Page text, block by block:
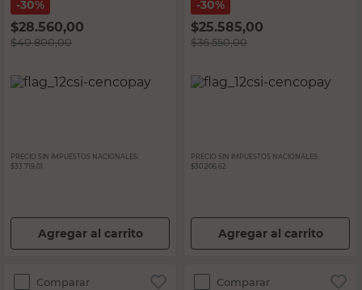
30%
$28.560,00
$40.800,00
PRECIO SIN IMPUESTOS NACIONALES:
$33.719,01
Agregar al carrito
30%
$25.585,00
$36.550,00
PRECIO SIN IMPUESTOS NACIONALES:
$30.206,62
Agregar al carrito
Comparar Comparar